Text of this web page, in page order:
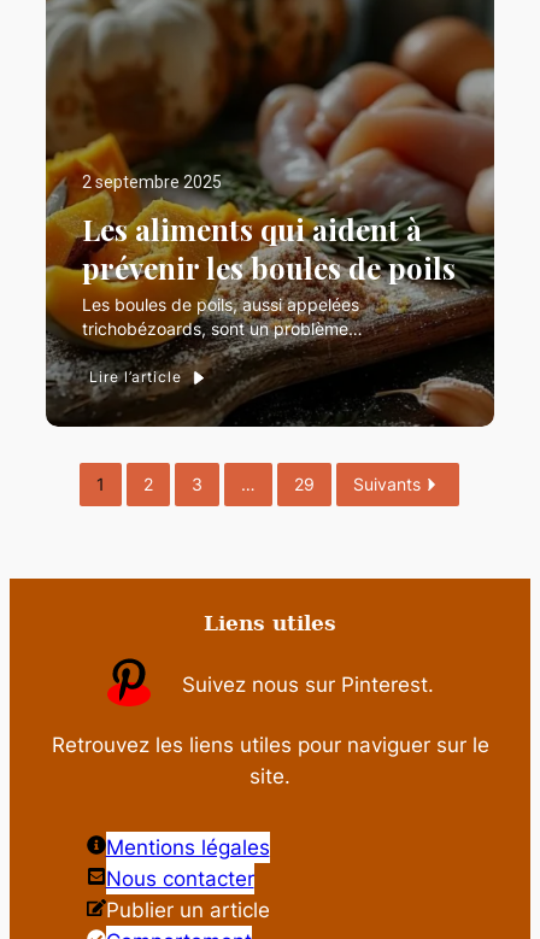
2 septembre 2025
Les aliments qui aident à
prévenir les boules de poils
Les boules de poils, aussi appelées
trichobézoards, sont un problème…
Lire l’article
1 2 3 … 29 Suivants
Liens utiles
Suivez nous sur Pinterest.
Retrouvez les liens utiles pour naviguer sur le
site.
Mentions légales
Nous contacter
Publier un article